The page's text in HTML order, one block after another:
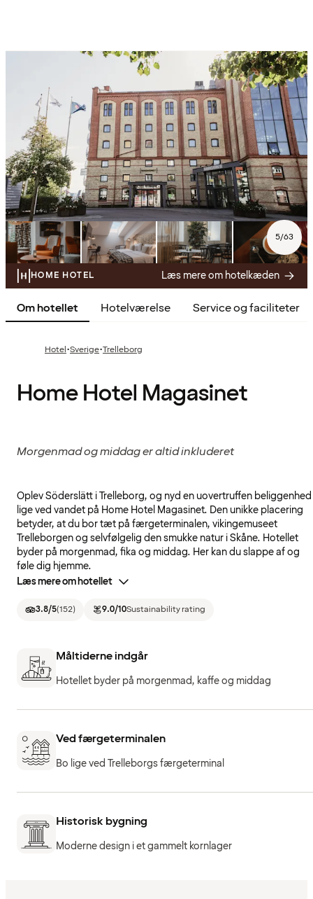
5/63
HOME HOTEL Læs mere om hotelkæden
Om hotellet Hotelværelse Service og faciliteter
Hotel·Sverige·Trelleborg
Home Hotel Magasinet
Morgenmad og middag er altid inkluderet
Oplev Söderslätt i Trelleborg, og nyd en uovertruffen beliggenhed
lige ved vandet på Home Hotel Magasinet. Den unikke placering
betyder, at du bor tæt på færgeterminalen, vikingemuseet
Trelleborgen og selvfølgelig den smukke natur i Skåne. Hotellet
byder på morgenmad, fika og middag. Her kan du slappe af og
føle dig hjemme.
Læs mere om hotellet
3.8/5(152) 9.0/10Sustainability rating
Måltiderne indgår
Hotellet byder på morgenmad, kaffe og middag
Ved færgeterminalen
Bo lige ved Trelleborgs færgeterminal
Historisk bygning
Moderne design i et gammelt kornlager